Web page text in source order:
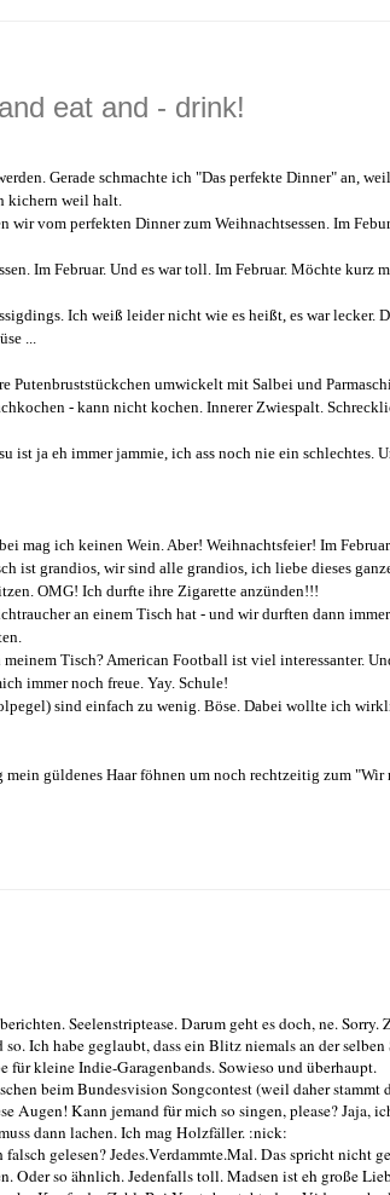
eat and - drink!
Gerade schmachte ich "Das perfekte Dinner" an,
kichern weil halt.
wir vom perfekten Dinner zum Weihnachtsessen. Im
Im Februar. Und es war toll. Im Februar. Möchte kurz
Ich weiß leider nicht wie es heißt, es war lecker.
...
Putenbruststückchen umwickelt mit Salbei und
- kann nicht kochen. Innerer Zwiespalt.
ist ja eh immer jammie, ich ass noch nie ein schlechtes.
mag ich keinen Wein. Aber! Weihnachtsfeier! Im Februar.
ist grandios, wir sind alle grandios, ich liebe dieses
OMG! Ich durfte ihre Zigarette anzünden!!!
an einem Tisch hat - und wir durften dann
Tisch? American Football ist viel interessanter.
immer noch freue. Yay. Schule!
sind einfach zu wenig. Böse. Dabei wollte ich
güldenes Haar föhnen um noch rechtzeitig zum "Wir
Seelenstriptease. Darum geht es doch, ne. Sorry.
Ich habe geglaubt, dass ein Blitz niemals an der
für kleine Indie-Garagenbands. Sowieso und überhaupt.
beim Bundesvision Songcontest (weil daher stammt
Augen! Kann jemand für mich so singen, please? Jaja,
dann lachen. Ich mag Holzfäller. :nick:
gelesen? Jedes.Verdammte.Mal. Das spricht nicht
Oder so ähnlich. Jedenfalls toll. Madsen ist eh große